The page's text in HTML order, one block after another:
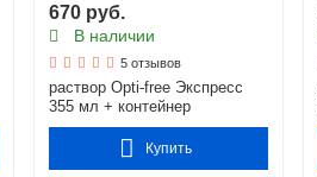
670 руб.
В наличии
5 отзывов
раствор Opti-free Экспресс
355 мл + контейнер
Купить